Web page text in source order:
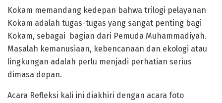
Kokam memandang kedepan bahwa trilogi pelayanan
Kokam adalah tugas-tugas yang sangat penting bagi
Kokam, sebagai bagian dari Pemuda Muhammadiyah.
Masalah kemanusiaan, kebencanaan dan ekologi atau
lingkungan adalah perlu menjadi perhatian serius
dimasa depan.
Acara Refleksi kali ini diakhiri dengan acara foto